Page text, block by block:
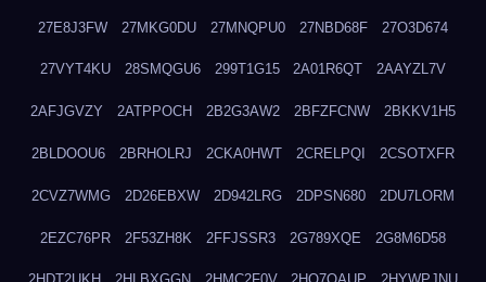
27E8J3FW 27MKG0DU 27MNQPU0 27NBD68F 27O3D674
27VYT4KU 28SMQGU6 299T1G15 2A01R6QT 2AAYZL7V
2AFJGVZY 2ATPPOCH 2B2G3AW2 2BFZFCNW 2BKKV1H5
2BLDOOU6 2BRHOLRJ 2CKA0HWT 2CRELPQI 2CSOTXFR
2CVZ7WMG 2D26EBXW 2D942LRG 2DPSN680 2DU7LORM
2EZC76PR 2F53ZH8K 2FFJSSR3 2G789XQE 2G8M6D58